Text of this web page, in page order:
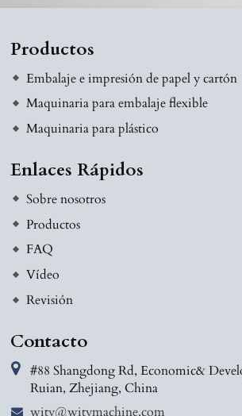
Productos
Embalaje e impresión de papel y cartón
Maquinaria para embalaje flexible
Maquinaria para plástico
Enlaces Rápidos
Sobre nosotros
Productos
FAQ
Vídeo
Revisión
Contacto
#88 Shangdong Rd, Economic&
Ruian, Zhejiang, China
wity@witymachine.com